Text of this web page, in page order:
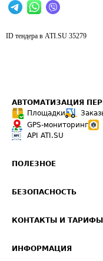
ID тендера в ATI.SU 35279
АВТОМАТИЗАЦИЯ
Площадки
GPS-мониторинг
API ATI.SU
ПОЛЕЗНОЕ
Звезды ATI.SU на вашем
Средние ставки
БЕЗОПАСНОСТЬ
Светофор+
КОНТАКТЫ И ТАРИФЫ
ИНФОРМАЦИЯ